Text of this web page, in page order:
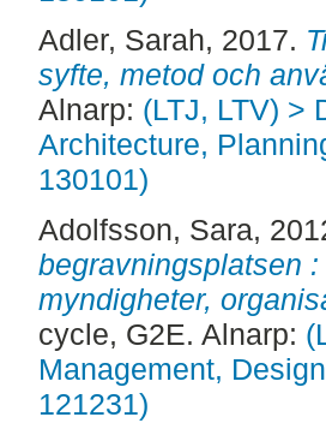
Adler, Sarah, 2017.
syfte, metod och
Alnarp: (LTJ, LTV) >
Architecture,
130101)
Adolfsson, Sara,
begravningsplatsen
myndigheter,
cycle, G2E. Alnarp:
Management,
121231)